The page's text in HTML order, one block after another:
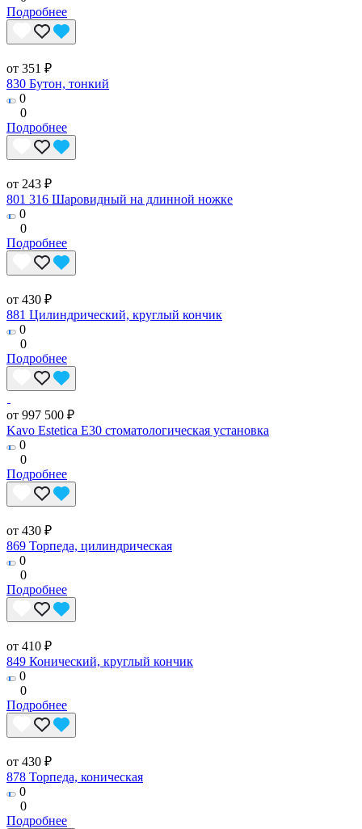
Подробнее
от 351 ₽
830 Бутон, тонкий
0
0
Подробнее
от 243 ₽
801 316 Шаровидный на длинной ножке
0
0
Подробнее
от 430 ₽
881 Цилиндрический, круглый кончик
0
0
Подробнее
от 997 500 ₽
Kavo Estetica E30 стоматологическая установка
0
0
Подробнее
от 430 ₽
869 Торпеда, цилиндрическая
0
0
Подробнее
от 410 ₽
849 Конический, круглый кончик
0
0
Подробнее
от 430 ₽
878 Торпеда, коническая
0
0
Подробнее